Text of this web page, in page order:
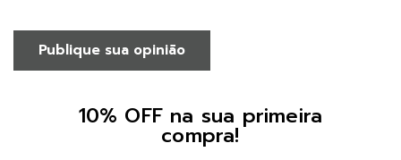
Publique sua opinião
10% OFF na sua primeira
compra!